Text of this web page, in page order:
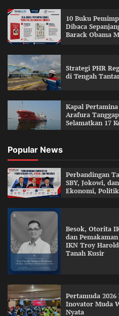
10 Buku
Dibaca
Barack Obama
Strategi PHR
di Tengah
Kapal
Arafura
Selamatkan 17
Popular News
Perbandingan
SBY, Jokowi,
Ekonomi,
Besok, Otorita
dan
IKN Troy
Tanah Kusir
Pertamuda
Inovator Muda
Nyata